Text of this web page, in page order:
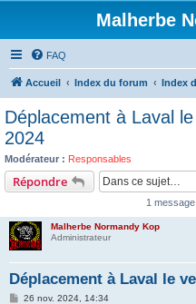
Malherbe
FAQ
Accueil Index du forum Index
Déplacement à Laval
2024
Modérateur : Responsables
Répondre
1 message
Malherbe Normandy Kop
Administrateur
Déplacement à Laval le
M26 nov. 2024, 14:34